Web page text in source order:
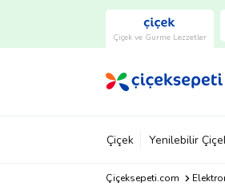
Çiçek ve Gurme Lezzetler
Çiçek Yenilebilir
Çiçeksepeti.com